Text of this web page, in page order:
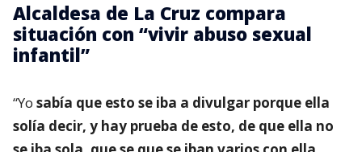
Alcaldesa de La Cruz compara
situación con “vivir abuso sexual
infantil”
“Yo sabía que esto se iba a divulgar porque ella
solía decir, y hay prueba de esto, de que ella no